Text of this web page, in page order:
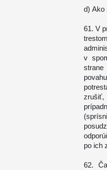
d) Ako
61. V
v
zrušiť,
po ich
62.